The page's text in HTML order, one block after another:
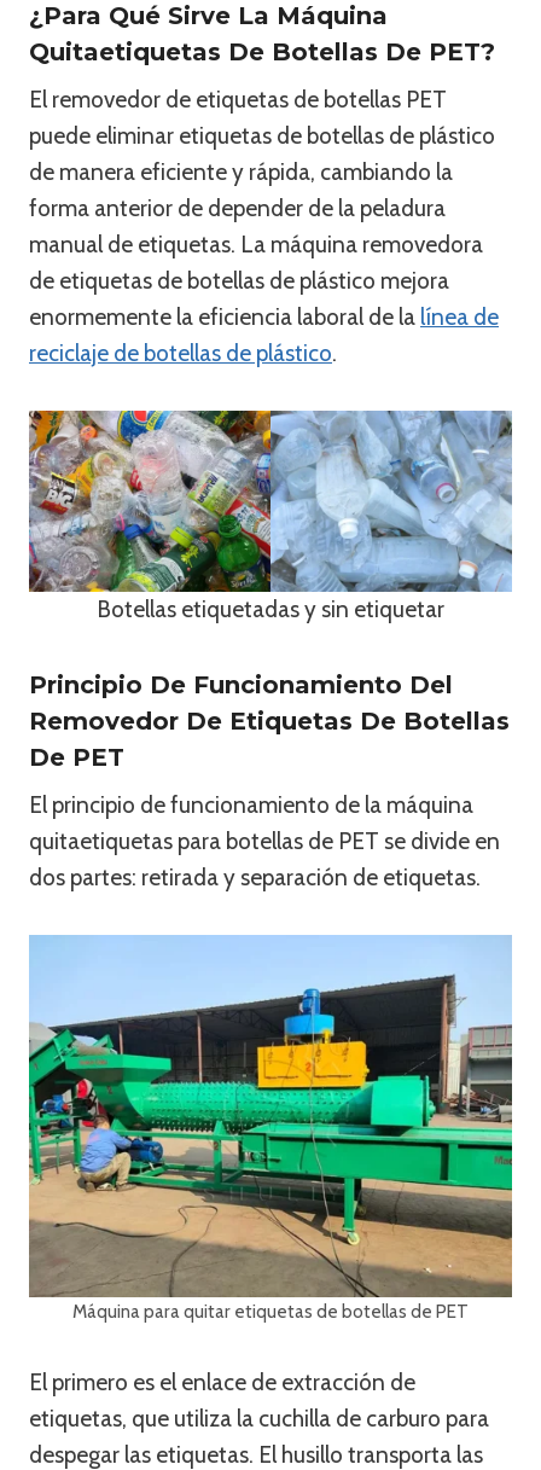
¿Para Qué Sirve La Máquina
Quitaetiquetas De Botellas De PET?
El removedor de etiquetas de botellas PET
puede eliminar etiquetas de botellas de plástico
de manera eficiente y rápida, cambiando la
forma anterior de depender de la peladura
manual de etiquetas. La máquina removedora
de etiquetas de botellas de plástico mejora
enormemente la eficiencia laboral de la línea de
reciclaje de botellas de plástico.
Botellas etiquetadas y sin etiquetar
Principio De Funcionamiento Del
Removedor De Etiquetas De Botellas
De PET
El principio de funcionamiento de la máquina
quitaetiquetas para botellas de PET se divide en
dos partes: retirada y separación de etiquetas.
Máquina para quitar etiquetas de botellas de PET
El primero es el enlace de extracción de
etiquetas, que utiliza la cuchilla de carburo para
despegar las etiquetas. El husillo transporta las